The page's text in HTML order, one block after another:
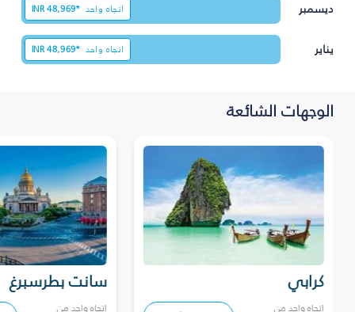
ديسمبر اتجاه واحد INR48,969*
يناير اتجاه واحد INR48,969*
الوجهات الشائعة
سانت بطرسبرغ
اتجاه واحد من
كرابي
اتجاه واحد من